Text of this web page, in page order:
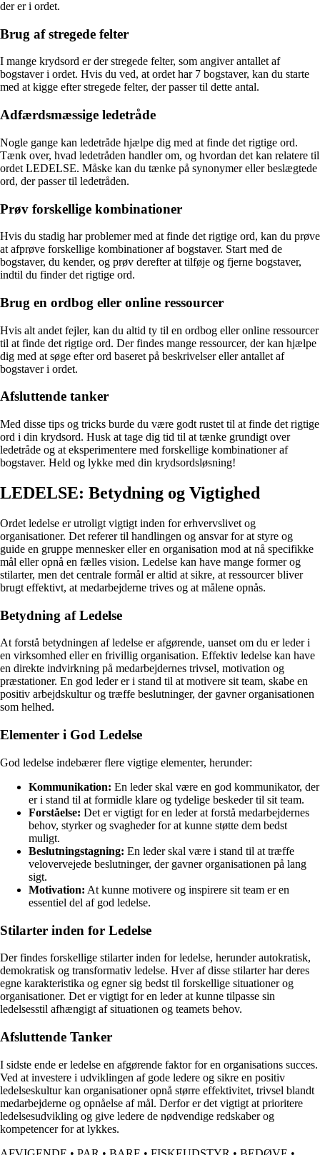
der er i ordet.
Brug af stregede felter
I mange krydsord er der stregede felter, som angiver antallet af
bogstaver i ordet. Hvis du ved, at ordet har 7 bogstaver, kan du starte
med at kigge efter stregede felter, der passer til dette antal.
Adfærdsmæssige ledetråde
Nogle gange kan ledetråde hjælpe dig med at finde det rigtige ord.
Tænk over, hvad ledetråden handler om, og hvordan det kan relatere til
ordet LEDELSE. Måske kan du tænke på synonymer eller beslægtede
ord, der passer til ledetråden.
Prøv forskellige kombinationer
Hvis du stadig har problemer med at finde det rigtige ord, kan du prøve
at afprøve forskellige kombinationer af bogstaver. Start med de
bogstaver, du kender, og prøv derefter at tilføje og fjerne bogstaver,
indtil du finder det rigtige ord.
Brug en ordbog eller online ressourcer
Hvis alt andet fejler, kan du altid ty til en ordbog eller online ressourcer
til at finde det rigtige ord. Der findes mange ressourcer, der kan hjælpe
dig med at søge efter ord baseret på beskrivelser eller antallet af
bogstaver i ordet.
Afsluttende tanker
Med disse tips og tricks burde du være godt rustet til at finde det rigtige
ord i din krydsord. Husk at tage dig tid til at tænke grundigt over
ledetråde og at eksperimentere med forskellige kombinationer af
bogstaver. Held og lykke med din krydsordsløsning!
LEDELSE: Betydning og Vigtighed
Ordet ledelse er utroligt vigtigt inden for erhvervslivet og
organisationer. Det referer til handlingen og ansvar for at styre og
guide en gruppe mennesker eller en organisation mod at nå specifikke
mål eller opnå en fælles vision. Ledelse kan have mange former og
stilarter, men det centrale formål er altid at sikre, at ressourcer bliver
brugt effektivt, at medarbejderne trives og at målene opnås.
Betydning af Ledelse
At forstå betydningen af ledelse er afgørende, uanset om du er leder i
en virksomhed eller en frivillig organisation. Effektiv ledelse kan have
en direkte indvirkning på medarbejdernes trivsel, motivation og
præstationer. En god leder er i stand til at motivere sit team, skabe en
positiv arbejdskultur og træffe beslutninger, der gavner organisationen
som helhed.
Elementer i God Ledelse
God ledelse indebærer flere vigtige elementer, herunder:
Kommunikation: En leder skal være en god kommunikator, der
er i stand til at formidle klare og tydelige beskeder til sit team.
Forståelse: Det er vigtigt for en leder at forstå medarbejdernes
behov, styrker og svagheder for at kunne støtte dem bedst
muligt.
Beslutningstagning: En leder skal være i stand til at træffe
velovervejede beslutninger, der gavner organisationen på lang
sigt.
Motivation: At kunne motivere og inspirere sit team er en
essentiel del af god ledelse.
Stilarter inden for Ledelse
Der findes forskellige stilarter inden for ledelse, herunder autokratisk,
demokratisk og transformativ ledelse. Hver af disse stilarter har deres
egne karakteristika og egner sig bedst til forskellige situationer og
organisationer. Det er vigtigt for en leder at kunne tilpasse sin
ledelsesstil afhængigt af situationen og teamets behov.
Afsluttende Tanker
I sidste ende er ledelse en afgørende faktor for en organisations succes.
Ved at investere i udviklingen af gode ledere og sikre en positiv
ledelseskultur kan organisationer opnå større effektivitet, trivsel blandt
medarbejderne og opnåelse af mål. Derfor er det vigtigt at prioritere
ledelsesudvikling og give ledere de nødvendige redskaber og
kompetencer for at lykkes.